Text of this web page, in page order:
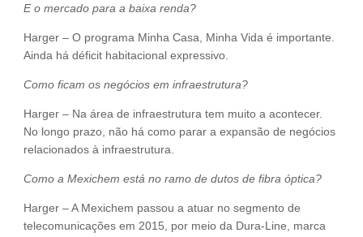
E o mercado para a baixa renda?
Harger – O programa Minha Casa, Minha Vida é importante.
Ainda há déficit habitacional expressivo.
Como ficam os negócios em infraestrutura?
Harger – Na área de infraestrutura tem muito a acontecer.
No longo prazo, não há como parar a expansão de negócios
relacionados à infraestrutura.
Como a Mexichem está no ramo de dutos de fibra óptica?
Harger – A Mexichem passou a atuar no segmento de
telecomunicações em 2015, por meio da Dura-Line, marca